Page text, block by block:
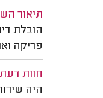
תיאור
הובלת
פריקה
חוות
היה